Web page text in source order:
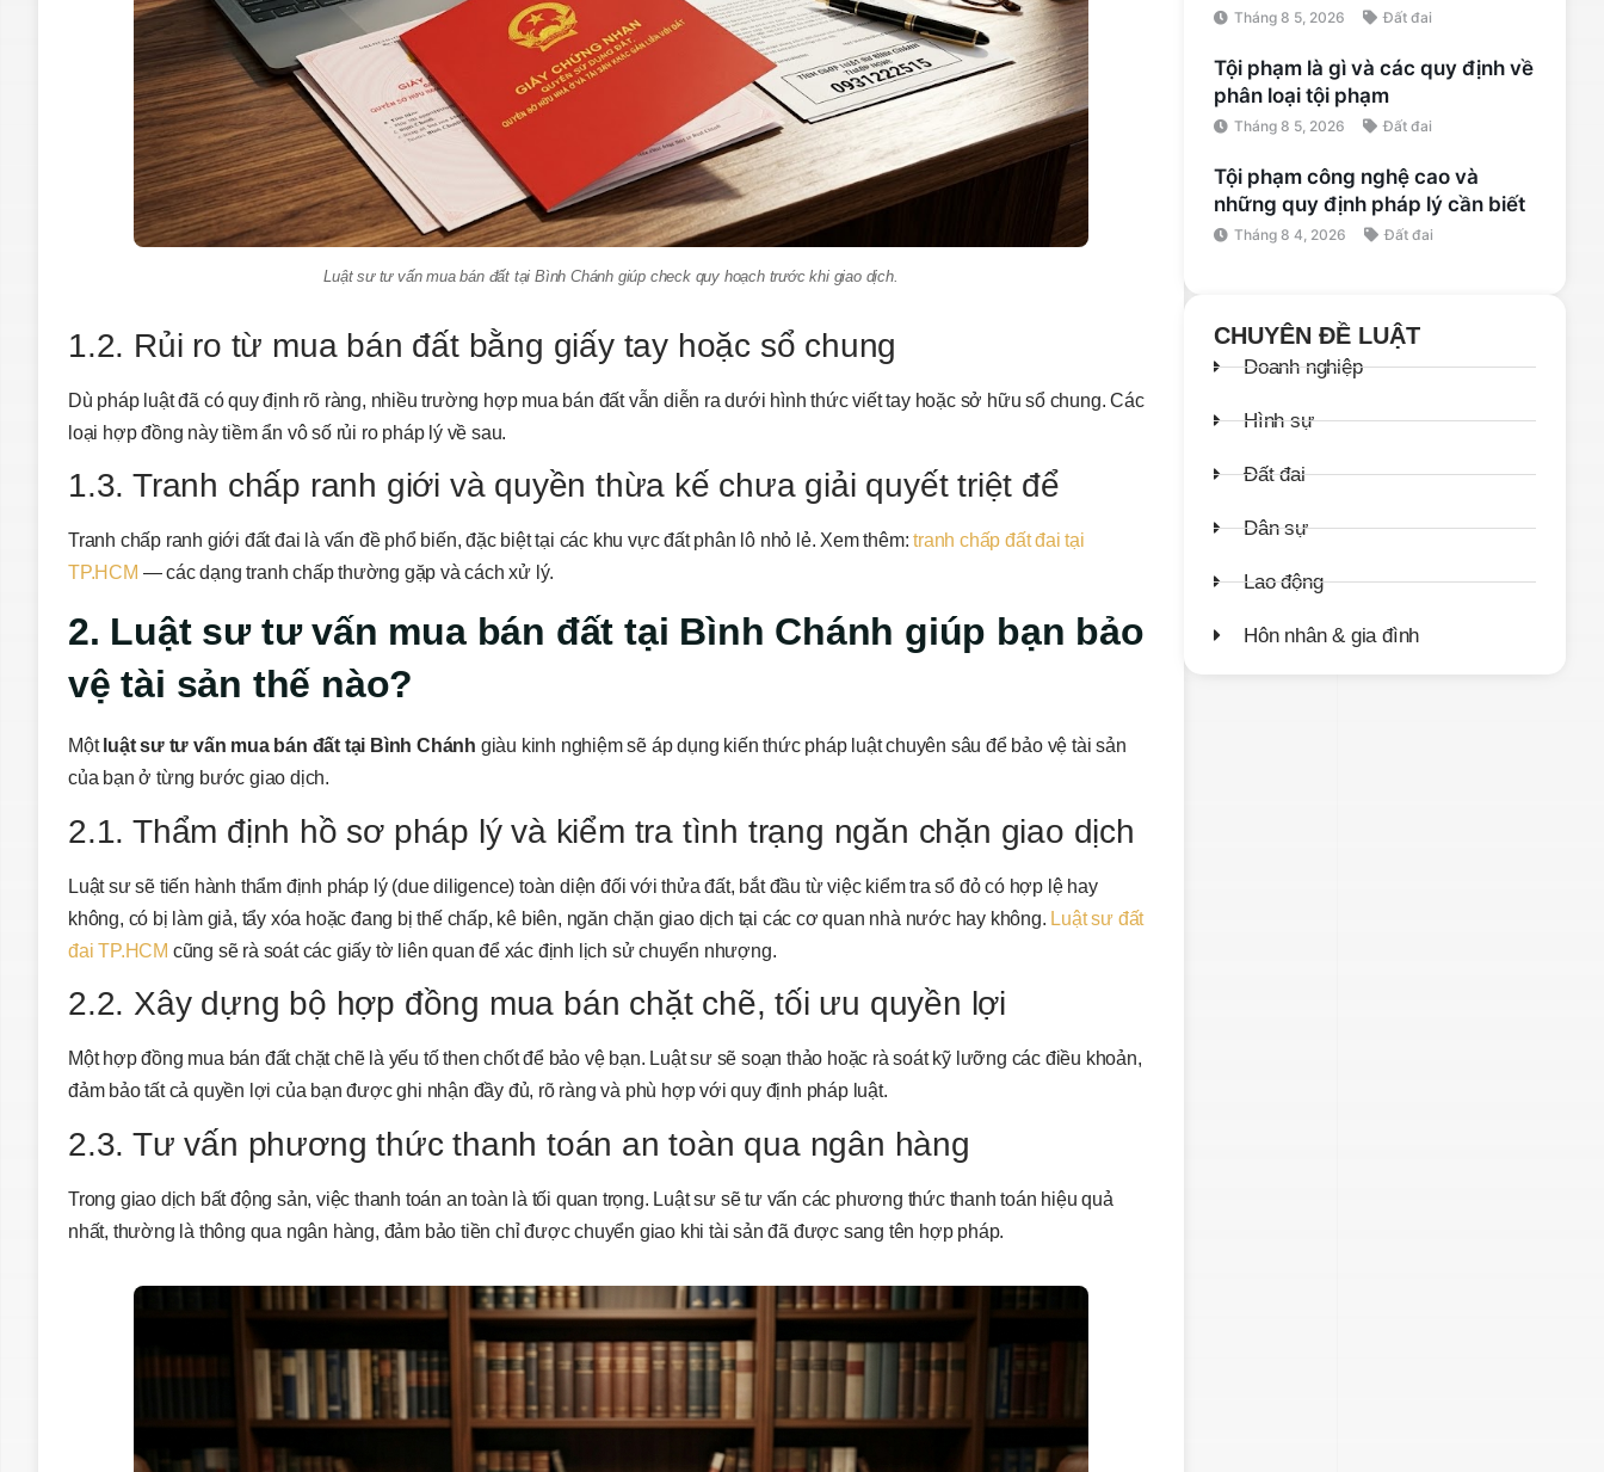
Luật sư tư vấn mua bán đất tại Bình Chánh giúp check quy hoạch trước khi giao dịch.
1.2. Rủi ro từ mua bán đất bằng giấy tay hoặc sổ chung
Dù pháp luật đã có quy định rõ ràng, nhiều trường hợp mua bán đất vẫn diễn ra dưới hình thức viết tay hoặc sở hữu sổ chung. Các
loại hợp đồng này tiềm ẩn vô số rủi ro pháp lý về sau.
1.3. Tranh chấp ranh giới và quyền thừa kế chưa giải quyết triệt để
Tranh chấp ranh giới đất đai là vấn đề phổ biến, đặc biệt tại các khu vực đất phân lô nhỏ lẻ. Xem thêm:tranh chấp đất đai tại
TP.HCM — các dạng tranh chấp thường gặp và cách xử lý.
2. Luật sư tư vấn mua bán đất tại Bình Chánh giúp bạn bảo
vệ tài sản thế nào?
Một luật sư tư vấn mua bán đất tại Bình Chánh giàu kinh nghiệm sẽ áp dụng kiến thức pháp luật chuyên sâu để bảo vệ tài sản
của bạn ở từng bước giao dịch.
2.1. Thẩm định hồ sơ pháp lý và kiểm tra tình trạng ngăn chặn giao dịch
Luật sư sẽ tiến hành thẩm định pháp lý (due diligence) toàn diện đối với thửa đất, bắt đầu từ việc kiểm tra sổ đỏ có hợp lệ hay
không, có bị làm giả, tẩy xóa hoặc đang bị thế chấp, kê biên, ngăn chặn giao dịch tại các cơ quan nhà nước hay không. Luật sư đất
đai TP.HCM cũng sẽ rà soát các giấy tờ liên quan để xác định lịch sử chuyển nhượng.
2.2. Xây dựng bộ hợp đồng mua bán chặt chẽ, tối ưu quyền lợi
Một hợp đồng mua bán đất chặt chẽ là yếu tố then chốt để bảo vệ bạn. Luật sư sẽ soạn thảo hoặc rà soát kỹ lưỡng các điều khoản,
đảm bảo tất cả quyền lợi của bạn được ghi nhận đầy đủ, rõ ràng và phù hợp với quy định pháp luật.
2.3. Tư vấn phương thức thanh toán an toàn qua ngân hàng
Trong giao dịch bất động sản, việc thanh toán an toàn là tối quan trọng. Luật sư sẽ tư vấn các phương thức thanh toán hiệu quả
nhất, thường là thông qua ngân hàng, đảm bảo tiền chỉ được chuyển giao khi tài sản đã được sang tên hợp pháp.
Tháng 8 5, 2026 Đất đai
Tội phạm là gì và các quy định về
phân loại tội phạm
Tháng 8 5, 2026 Đất đai
Tội phạm công nghệ cao và
những quy định pháp lý cần biết
Tháng 8 4, 2026 Đất đai
CHUYÊN ĐỀ LUẬT
Doanh nghiệp
Hình sự
Đất đai
Dân sự
Lao động
Hôn nhân & gia đình